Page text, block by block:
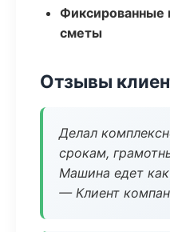
Фиксированные
сметы
Отзывы
Делал
срокам,
Машина едет как
— Клиент